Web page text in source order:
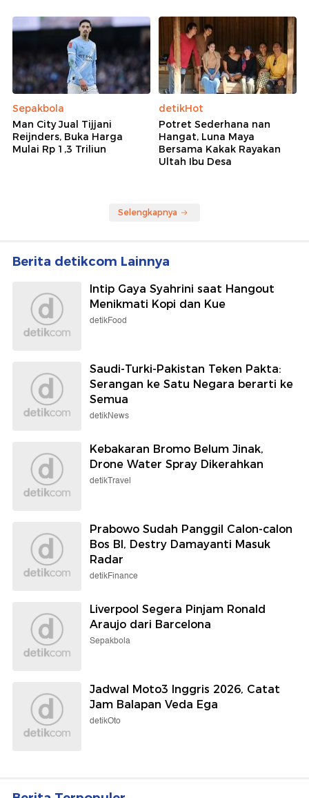
Sepakbola
Man City Jual Tijjani
Reijnders, Buka Harga
Mulai Rp 1,3 Triliun
detikHot
Potret Sederhana nan
Hangat, Luna Maya
Bersama Kakak Rayakan
Ultah Ibu Desa
Selengkapnya
Berita detikcom Lainnya
Intip Gaya Syahrini saat Hangout
Menikmati Kopi dan Kue
detikFood
Saudi-Turki-Pakistan Teken Pakta:
Serangan ke Satu Negara berarti ke
Semua
detikNews
Kebakaran Bromo Belum Jinak,
Drone Water Spray Dikerahkan
detikTravel
Prabowo Sudah Panggil Calon-calon
Bos BI, Destry Damayanti Masuk
Radar
detikFinance
Liverpool Segera Pinjam Ronald
Araujo dari Barcelona
Sepakbola
Jadwal Moto3 Inggris 2026, Catat
Jam Balapan Veda Ega
detikOto